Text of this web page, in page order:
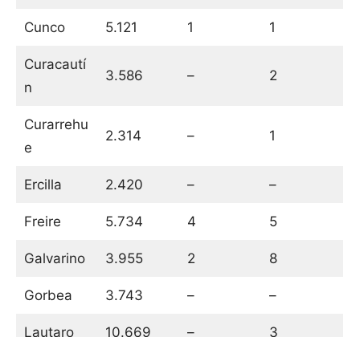
Cunco 5.121 1 1
Curacautí
n
3.586 – 2
Curarrehu
e
2.314 – 1
Ercilla 2.420 – –
Freire 5.734 4 5
Galvarino 3.955 2 8
Gorbea 3.743 – –
Lautaro 10.669 – 3